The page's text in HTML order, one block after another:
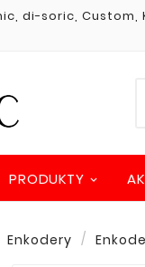
di-soric, Custom,
PRODUKTY
Enkodery